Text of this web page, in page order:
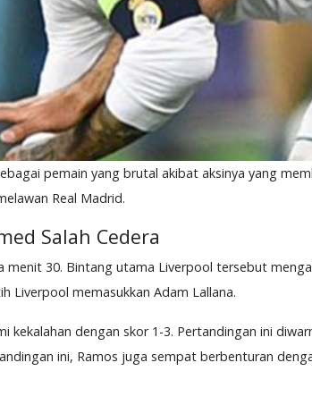
pemain yang brutal akibat aksinya yang
Real Madrid.
Salah Cedera
menit 30. Bintang utama Liverpool tersebut
Liverpool memasukkan Adam Lallana.
kekalahan dengan skor 1-3. Pertandingan ini
ini, Ramos juga sempat berbenturan